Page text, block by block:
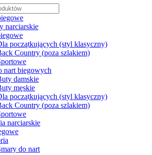
narciarskie
początkujących (styl klasyczny)
Country (poza szlakiem)
nart biegowych
damskie
męskie
początkujących (styl klasyczny)
Country (poza szlakiem)
narciarskie
do nart